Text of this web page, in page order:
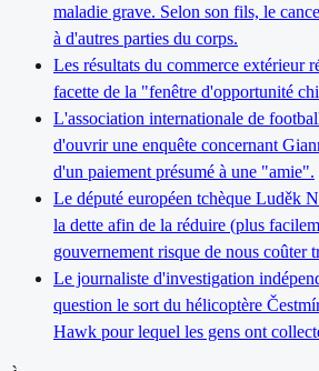
maladie grave. Selon son fils, le
à d'autres parties du corps.
Les résultats du commerce extérieur
facette de la "fenêtre d'opportunité
L'association internationale de
d'ouvrir une enquête concernant
d'un paiement présumé à une "amie".
Le député européen tchèque Luděk
la dette afin de la réduire (plus
gouvernement risque de nous coûter
Le journaliste d'investigation
question le sort du hélicoptère
Hawk pour lequel les gens ont